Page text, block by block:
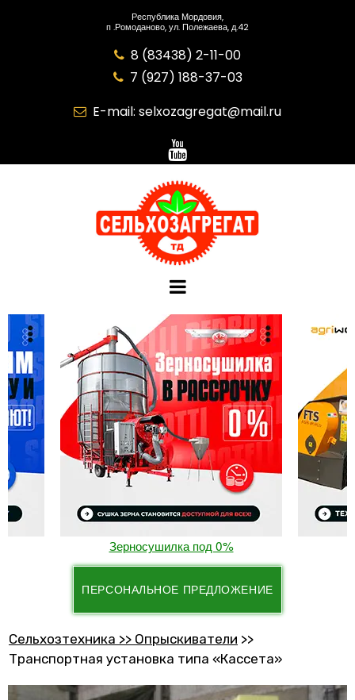
Республика Мордовия,
п .Ромоданово, ул. Полежаева, д.42
 8 (83438) 2-11-00
 7 (927) 188-37-03
 E-mail: selxozagregat@mail.ru
Зерносушилка под 0%
ПЕРСОНАЛЬНОЕ ПРЕДЛОЖЕНИЕ
Сельхозтехника >> Опрыскиватели >>
Транспортная установка типа «Кассета»